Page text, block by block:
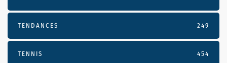
TENDANCES 249
TENNIS 454